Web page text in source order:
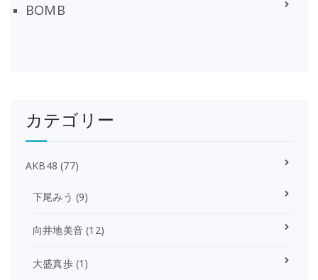
BOMB
カテゴリー
AKB48 (77)
下尾みう (9)
向井地美音 (12)
大盛真歩(1)